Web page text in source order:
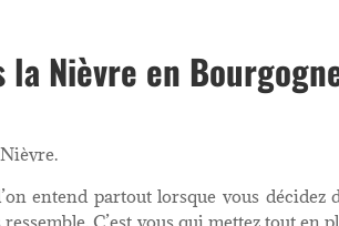
Nièvre en
entend partout lorsque vous décidez